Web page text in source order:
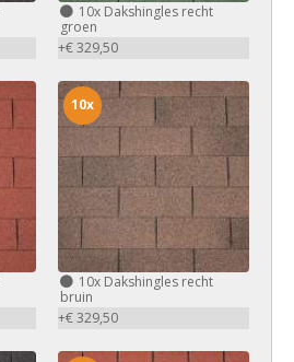
10xDakshingles recht
groen
+€ 329,50
10xDakshingles recht
bruin
+€ 329,50
10x